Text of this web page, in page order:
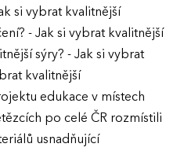
si vybrat kvalitnější
- Jak si vybrat kvalitnější
sýry? - Jak si vybrat
kvalitnější
edukace v místech
po celé ČR rozmístili
usnadňující